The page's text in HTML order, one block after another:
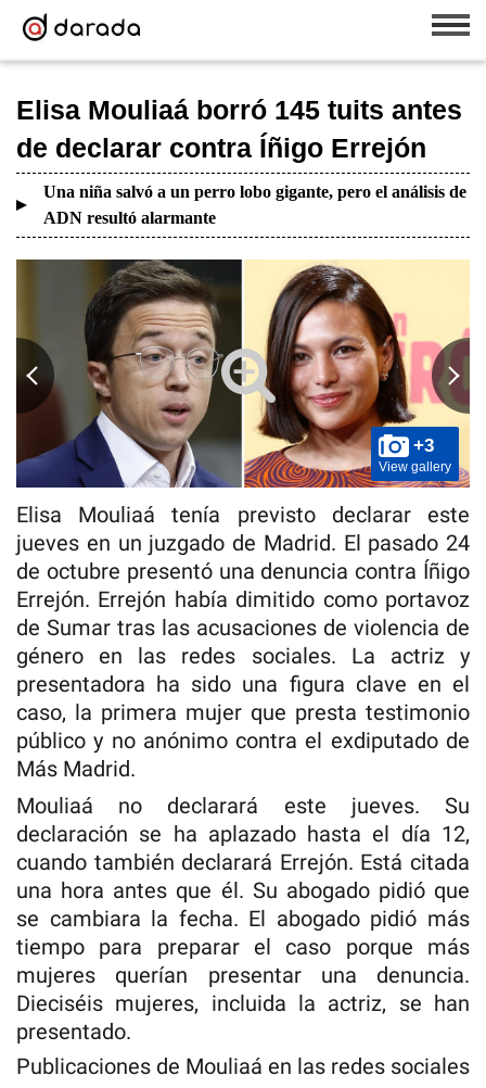
Elisa Mouliaá borró 145 tuits antes
de declarar contra Íñigo Errejón
Una niña salvó a un perro lobo gigante, pero el análisis de
ADN resultó alarmante
+3
View gallery
Elisa Mouliaá tenía previsto declarar este
jueves en un juzgado de Madrid. El pasado 24
de octubre presentó una denuncia contra Íñigo
Errejón. Errejón había dimitido como portavoz
de Sumar tras las acusaciones de violencia de
género en las redes sociales. La actriz y
presentadora ha sido una figura clave en el
caso, la primera mujer que presta testimonio
público y no anónimo contra el exdiputado de
Más Madrid.
Mouliaá no declarará este jueves. Su
declaración se ha aplazado hasta el día 12,
cuando también declarará Errejón. Está citada
una hora antes que él. Su abogado pidió que
se cambiara la fecha. El abogado pidió más
tiempo para preparar el caso porque más
mujeres querían presentar una denuncia.
Dieciséis mujeres, incluida la actriz, se han
presentado.
Publicaciones de Mouliaá en las redes sociales